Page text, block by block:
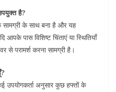
है?
के साथ बना है और यह
आपके पास विशिष्ट चिंताएं या स्थितियाँ
से परामर्श करना सामग्री है।
उपयोगकर्ता अनुसार कुछ हफ्तों के